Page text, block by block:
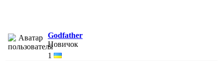
Godfather
Новичок
1